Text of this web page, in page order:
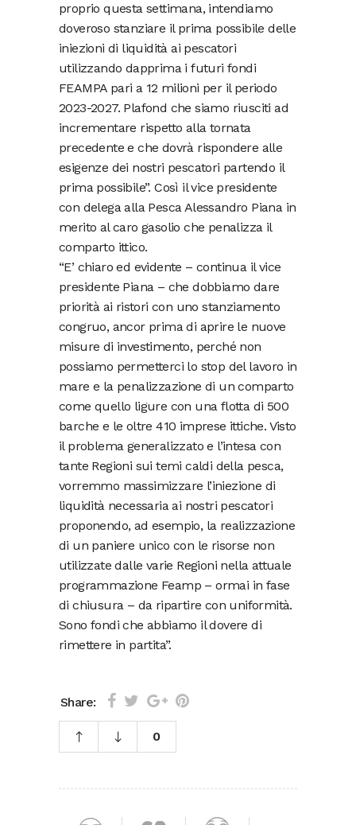
proprio questa settimana, intendiamo
doveroso stanziare il prima possibile delle
iniezioni di liquidità ai pescatori
utilizzando dapprima i futuri fondi
FEAMPA pari a 12 milioni per il periodo
2023-2027. Plafond che siamo riusciti ad
incrementare rispetto alla tornata
precedente e che dovrà rispondere alle
esigenze dei nostri pescatori partendo il
prima possibile”. Così il vice presidente
con delega alla Pesca Alessandro Piana in
merito al caro gasolio che penalizza il
comparto ittico.
“E’ chiaro ed evidente – continua il vice
presidente Piana – che dobbiamo dare
priorità ai ristori con uno stanziamento
congruo, ancor prima di aprire le nuove
misure di investimento, perché non
possiamo permetterci lo stop del lavoro in
mare e la penalizzazione di un comparto
come quello ligure con una flotta di 500
barche e le oltre 410 imprese ittiche. Visto
il problema generalizzato e l’intesa con
tante Regioni sui temi caldi della pesca,
vorremmo massimizzare l’iniezione di
liquidità necessaria ai nostri pescatori
proponendo, ad esempio, la realizzazione
di un paniere unico con le risorse non
utilizzate dalle varie Regioni nella attuale
programmazione Feamp – ormai in fase
di chiusura – da ripartire con uniformità.
Sono fondi che abbiamo il dovere di
rimettere in partita”.
Share:
0